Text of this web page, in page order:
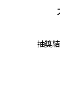
抽獎